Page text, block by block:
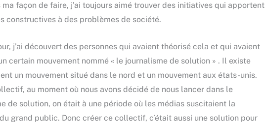
ma façon de faire, j’ai toujours aimé trouver des initiatives qui apportent
constructives à des problèmes de société.
j’ai découvert des personnes qui avaient théorisé cela et qui avaient
certain mouvement nommé « le journalisme de solution » . Il existe
un mouvement situé dans le nord et un mouvement aux états-unis.
au moment où nous avons décidé de nous lancer dans le
de solution, on était à une période où les médias suscitaient la
grand public. Donc créer ce collectif, c’était aussi une solution pour